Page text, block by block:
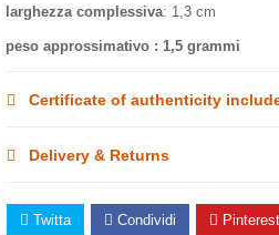
larghezza complessiva: 1,3 cm
peso approssimativo : 1,5 grammi
Certificate of authenticity
Delivery & Returns
Twitta Condividi Pinterest